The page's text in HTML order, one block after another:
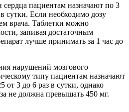
пациентам назначают по 3
сутки. Если необходимо дозу
врача. Таблетки можно
запивая достаточным
лучше принимать за 1 час до
нарушений мозгового
типу пациентам назначают
от 3 до 6 раз в сутки, однако
не должна превышать 450 мг.